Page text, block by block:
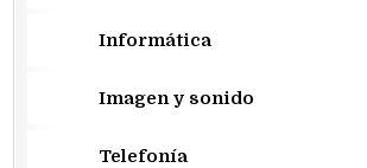
Informática
Imagen y sonido
Telefonía